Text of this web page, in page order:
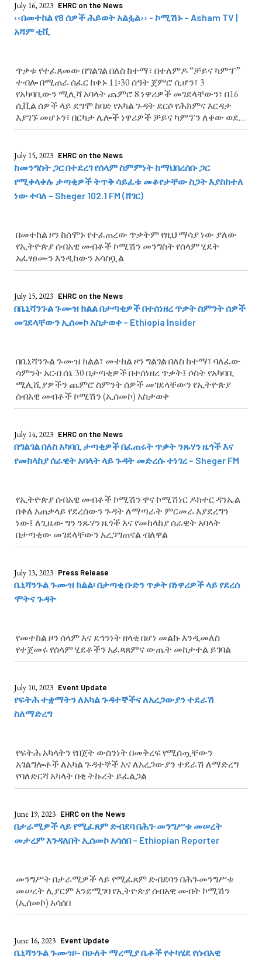
July 16, 2023 EHRC on the News
‹‹በመተከል የ8 ሰዎች ሕይወት አልፏል›› - ኮሚሽኑ – Asham TV |
አሻም ቲቪ
ጥቃቱ የተፈጸመው በግልገል በለስ ከተማ፣ በተለምዶ “ቻይና ካምፕ”
ተብሎ በሚጠራ ሰፈር ከቀኑ 11፡30 ሰዓት ጀምሮ ሲሆን፣ 3
የአካባቢውን ሚሊሻ አባላት ጨምሮ 8 ነዋሪዎች መገደላቸውን፣ በ16
ሲቪል ሰዎች ላይ ደግሞ ከባድ የአካል ጉዳት ደርሶ የሕክምና እርዳታ
እያገኙ መሆኑን፣ በርካታ ሌሎች ነዋሪዎች ቻይና ካምፕን ለቀው ወደ
ሌላ ሰፈር መሸሻቸው ታውቋል
July 15, 2023 EHRC on the News
ከመንግስት ጋር በተደረገ የሰላም ስምምነት ከማህበረሰቡ ጋር
የሚቀላቀሉ ታጣቂዎች ትጥቅ ሳይፈቱ መቆየታቸው ስጋት እያስከተለ
ነው ተባለ – Sheger 102.1 FM (ሸገር)
በመተከል ዞን ከሰሞኑ የተፈጠረው ጥቃትም የዚህ ማሳያ ነው ያለው
የኢትዮጵያ ሰብአዊ መብቶች ኮሚሽን መንግስት የሰላም ሂደት
አፈፃፀሙን እንዲከውን አሳስቧል
July 15, 2023 EHRC on the News
በቤኒሻንጉል ጉሙዝ ክልል በታጣቂዎች በተሰነዘረ ጥቃት ስምንት ሰዎች
መገደላቸውን ኢሰመኮ አስታወቀ – Ethiopia Insider
በቤኒሻንጉል ጉሙዝ ክልል፣ መተከል ዞን ግልገል በለስ ከተማ፣ ባለፈው
ሳምንት አርብ ሰኔ 30 በታጣቂዎች በተሰነዘረ ጥቃት፤ ሶስት የአካባቢ
ሚሊሺያዎችን ጨምሮ ስምንት ሰዎች መገደላቸውን የኢትዮጵያ
ሰብአዊ መብቶች ኮሚሽን (ኢሰመኮ) አስታወቀ
July 14, 2023 EHRC on the News
በግልገል በለስ አካባቢ ታጣቂዎች በፈጠሩት ጥቃት ንጹሃን ዜጎች እና
የመከላከያ ሰራዊት አባላት ላይ ጉዳት መድረሱ ተነገረ – Sheger FM
የኢትዮጵያ ሰብአዊ መብቶች ኮሚሽን ዋና ኮሚሽነር ዶክተር ዳንኤል
በቀለ አጠቃላይ የደረሰውን ጉዳት ለማጣራት ምርመራ እያደረግን
ነው፤ ለጊዜው ግን ንጹሃን ዜጎች እና የመከላከያ ሰራዊት አባላት
በታጣቂው መገደላቸውን አረጋግጠናል ብለዋል
July 13, 2023 Press Release
ቤኒሻንጉል ጉሙዝ ክልል፡ በታጣቂ ቡድን ጥቃት በነዋሪዎች ላይ የደረሰ
ሞትና ጉዳት
የመተከል ዞን ሰላም እና ደኅንነት ዘላቂ በሆነ መልኩ እንዲመለስ
የተጀመሩ የሰላም ሂደቶችን አፈጻጸምና ውጤት መከታተል ይገባል
July 10, 2023 Event Update
የፍትሕ ተቋማትን ለአካል ጉዳተኞችና ለአረጋውያን ተደራሽ
ስለማድረግ
የፍትሕ አካላትን የበጀት ውስንነት በመቅረፍ የሚሰጧቸውን
አገልግሎቶች ለአካል ጉዳተኞች እና ለአረጋውያን ተደራሽ ለማድረግ
የባለድርሻ አካላት በቂ ትኩረት ይፈልጋል
June 19, 2023 EHRC on the News
በታራሚዎች ላይ የሚፈጸም ድብደባ በሕገ-መንግሥቱ መሠረት
መታረም እንዳለበት ኢሰመኮ አሳሰበ – Ethiopian Reporter
መንግሥት በታራሚዎች ላይ የሚፈጸም ድብደባን በሕገ-መንግሥቱ
መሠረት ሊያርም እንደሚገባ የኢትዮጵያ ሰብአዊ መብት ኮሚሽን
(ኢሰመኮ) አሳሰበ
June 16, 2023 Event Update
ቤኒሻንጉል ጉሙዝ፡- በሁለት ማረሚያ ቤቶች የተካሄደ የሰብአዊ